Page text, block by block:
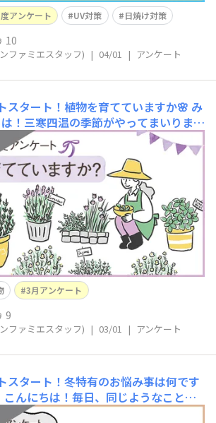
アンケート UV対策 日焼け対策
10
ファミエスタッフ) | 04/01 | アンケート
スタート！植物を育てていますか🌸 み
！三寒四温の季節がやってまいりまし
、寒かったり。朝と夜の気温差が激し
る方もおられるのでは…？しかし、こ
食べ物を育ててくれたり美しい花を育
えばちょっとは耐えられますよね😊
のアンケートは『植物を
3月アンケート
9
ファミエスタッフ) | 03/01 | アンケート
スタート！冬特有のお悩み事は何です
こんにちは！毎日、同じようなことば
が、、本当に寒いですね…寒さが苦手